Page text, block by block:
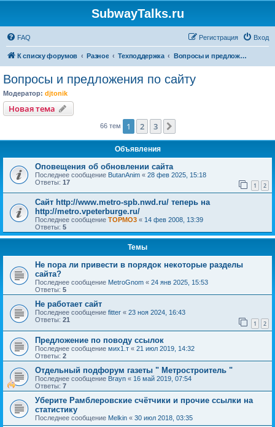
SubwayTalks.ru
FAQ Вход
Регистрация
К списку форумов Разное Техподдержка Вопросы и предложения по сайту
Вопросы и предложения по сайту
Модератор: djtonik
Новая тема
66 тем 1 2 3
Объявления
Оповещения об обновлении сайта
Последнее сообщение ButanAnim « 28 фев 2025, 15:18
Ответы: 17 1 2
Сайт http://www.metro-spb.nwd.ru/ теперь на
http://metro.vpeterburge.ru/
Последнее сообщение TOPMO3 « 14 фев 2008, 13:39
Ответы: 5
Темы
Не пора ли привести в порядок некоторые разделы
сайта?
Последнее сообщение MetroGnom « 24 янв 2025, 15:53
Ответы: 5
Не работает сайт
Последнее сообщение fitter « 23 ноя 2024, 16:43
Ответы: 21 1 2
Предложение по поводу ссылок
Последнее сообщение мих1.т « 21 июл 2019, 14:32
Ответы: 2
Отдельный подфорум газеты " Метростроитель "
Последнее сообщение Brayn « 16 май 2019, 07:54
Ответы: 7
Уберите Рамблеровские счётчики и прочие ссылки на
статистику
Последнее сообщение Melkin « 30 июл 2018, 03:35